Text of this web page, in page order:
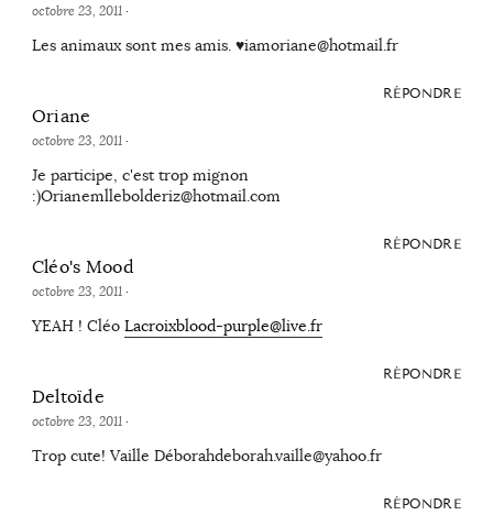
octobre 23, 2011·
Les animaux sont mes amis. ♥iamoriane@hotmail.fr
RÉPONDRE
Oriane
octobre 23, 2011·
Je participe, c'est trop mignon
:)Orianemllebolderiz@hotmail.com
RÉPONDRE
Cléo's Mood
octobre 23, 2011·
YEAH ! Cléo Lacroixblood-purple@live.fr
RÉPONDRE
Deltoïde
octobre 23, 2011·
Trop cute! Vaille Déborahdeborah.vaille@yahoo.fr
RÉPONDRE